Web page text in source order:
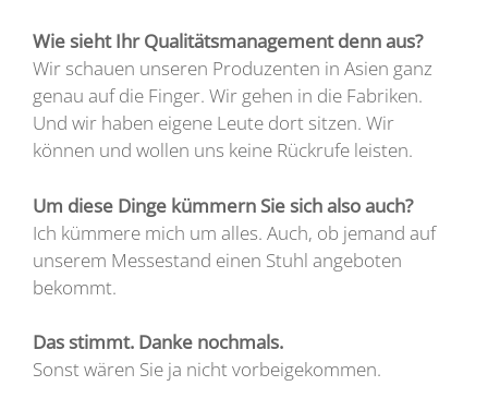
Wie sieht Ihr Qualitätsmanagement denn aus?
Wir schauen unseren Produzenten in Asien ganz
genau auf die Finger. Wir gehen in die Fabriken.
Und wir haben eigene Leute dort sitzen. Wir
können und wollen uns keine Rückrufe leisten.
Um diese Dinge kümmern Sie sich also auch?
Ich kümmere mich um alles. Auch, ob jemand auf
unserem Messestand einen Stuhl angeboten
bekommt.
Das stimmt. Danke nochmals.
Sonst wären Sie ja nicht vorbeigekommen.